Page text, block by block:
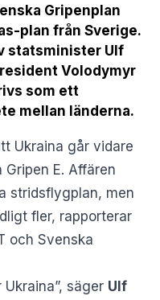
Gripenplan
plan från Sverige.
statsminister Ulf
Volodymyr
som ett
mellan länderna.
Ukraina går vidare
E. Affären
stridsflygplan, men
fler, rapporterar
och Svenska
säger Ulf